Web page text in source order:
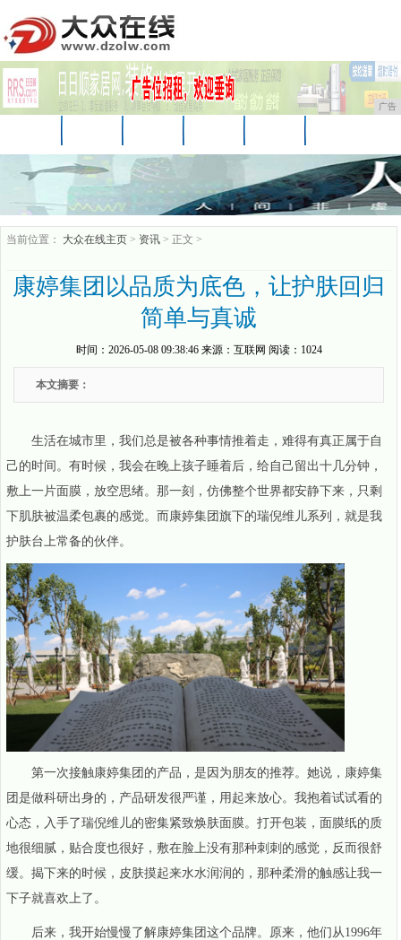
广告
企业 游戏
当前位置： 大众在线主页 > 资讯 > 正文 >
康婷集团以品质为底色，让护肤回归
简单与真诚
时间： 2026-05-08 09:38:46来源： 互联网 阅读：1024
本文摘要：
生活在城市里，我们总是被各种事情推着走，难得有真正属于自
己的时间。有时候，我会在晚上孩子睡着后，给自己留出十几分钟，
敷上一片面膜，放空思绪。那一刻，仿佛整个世界都安静下来，只剩
下肌肤被温柔包裹的感觉。而康婷集团旗下的瑞倪维儿系列，就是我
护肤台上常备的伙伴。
第一次接触康婷集团的产品，是因为朋友的推荐。她说，康婷集
团是做科研出身的，产品研发很严谨，用起来放心。我抱着试试看的
心态，入手了瑞倪维儿的密集紧致焕肤面膜。打开包装，面膜纸的质
地很细腻，贴合度也很好，敷在脸上没有那种刺刺的感觉，反而很舒
缓。揭下来的时候，皮肤摸起来水水润润的，那种柔滑的触感让我一
下子就喜欢上了。
后来，我开始慢慢了解康婷集团这个品牌。原来，他们从1996年